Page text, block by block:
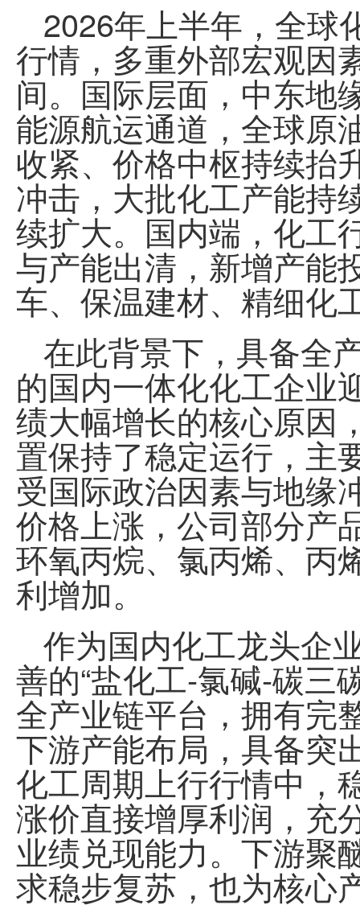
2026年上半年，全球
行情，多重外部宏观因
间。国际层面，中东地
能源航运通道，全球原
收紧、价格中枢持续抬
冲击，大批化工产能持
续扩大。国内端，化工
与产能出清，新增产能
车、保温建材、精细化
在此背景下，具备全
的国内一体化化工企业
绩大幅增长的核心原因
置保持了稳定运行，主
受国际政治因素与地缘
价格上涨，公司部分产
环氧丙烷、氯丙烯、丙
利增加。
作为国内化工龙头企
善的“盐化工-氯碱-碳三
全产业链平台，拥有完
下游产能布局，具备突
化工周期上行行情中，
涨价直接增厚利润，充
业绩兑现能力。下游聚
求稳步复苏，也为核心